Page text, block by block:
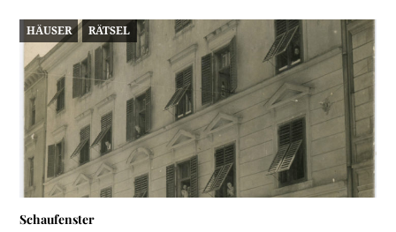
HÄUSER RÄTSEL
Schaufenster